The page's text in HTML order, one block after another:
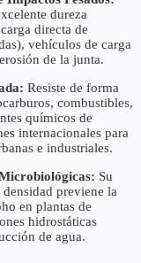
dureza
directa de
vehículos de carga
de la junta.
Resiste de forma
combustibles,
químicos de
internacionales para
e industriales.
Su
previene la
en plantas de
hidrostáticas
de agua.